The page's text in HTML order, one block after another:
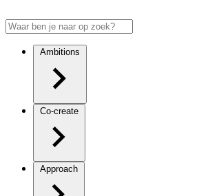
Ambitions
Co-create
Approach